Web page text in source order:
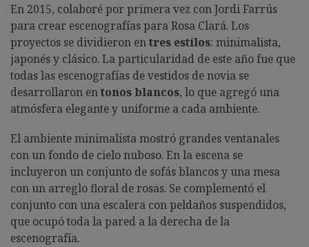
En 2015, colaboré por primera vez con Jordi Farrús
para crear escenografías para Rosa Clará. Los
proyectos se dividieron entres estilos: minimalista,
japonés y clásico. La particularidad de este año fue que
todas las escenografías de vestidos de novia se
desarrollaron entonos blancos, lo que agregó una
atmósfera elegante y uniforme a cada ambiente.
El ambiente minimalista mostró grandes ventanales
con un fondo de cielo nuboso. En la escena se
incluyeron un conjunto de sofás blancos y una mesa
con un arreglo floral de rosas. Se complementó el
conjunto con una escalera con peldaños suspendidos,
que ocupó toda la pared a la derecha de la
escenografía.